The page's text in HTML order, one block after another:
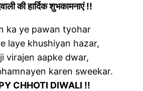
की हार्दिक शुभकामनाएं !!
ka ye pawan tyohar
laye khushiyan hazar,
virajen aapke dwar,
karen sweekar.
CHHOTI DIWALI !!